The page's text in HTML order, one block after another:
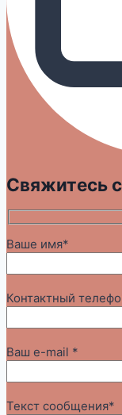
Свяжитесь
Ваше имя*
Контактный
Ваш e-mail *
Текст сообщения*